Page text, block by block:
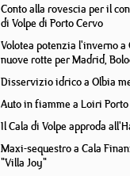
Conto alla rovescia per il
di Volpe di Porto Cervo
Volotea potenzia l'inverno a
nuove rotte per Madrid,
Disservizio idrico a Olbia
Auto in fiamme a Loiri Porto
Il Cala di Volpe approda
Maxi-sequestro a Cala
"Villa Joy"